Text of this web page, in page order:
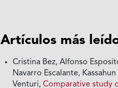
Artículos más
Cristina Bez, Alfonso
Navarro Escalante,
Venturi,Comparative study